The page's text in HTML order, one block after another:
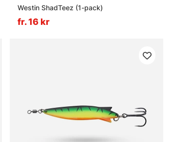
Westin ShadTeez (1-pack)
fr. 16 kr